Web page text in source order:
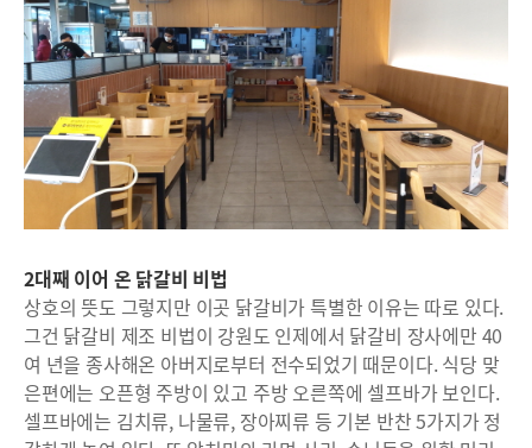
2대째 이어 온 닭갈비 비법
상호의 뜻도 그렇지만 이곳 닭갈비가 특별한 이유는 따로 있다.
그건 닭갈비 제조 비법이 강원도 인제에서 닭갈비 장사에만 40
여 년을 종사해온 아버지로부터 전수되었기 때문이다. 식당 맞
은편에는 오픈형 주방이 있고 주방 오른쪽에 셀프바가 보인다.
셀프바에는 김치류, 나물류, 장아찌류 등 기본 반찬 5가지가 정